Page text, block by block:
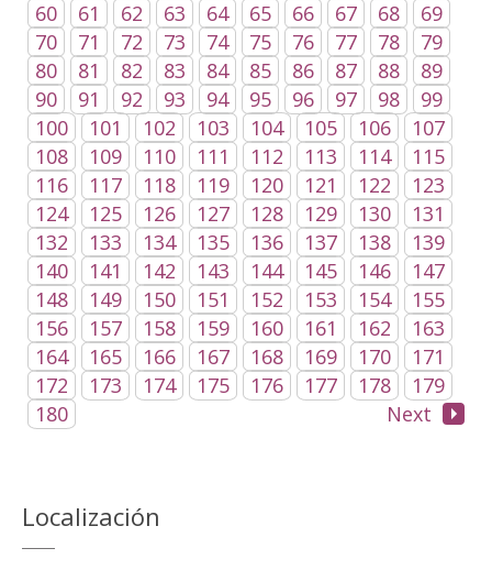
60
61 62 63 64 65 66 67 68
69
70
71 72 73 74 75 76 77 78
79
80
81 82 83 84 85 86 87 88
89
90
91 92 93 94 95 96 97 98
99
100
101 102 103 104 105 106
107
108
109 110 111 112 113 114
115
116
117 118 119 120 121 122
123
124
125 126 127 128 129 130
131
132
133 134 135 136 137 138
139
140
141 142 143 144 145 146
147
148
149 150 151 152 153 154
155
156
157 158 159 160 161 162
163
164
165 166 167 168 169 170
171
172
173 174 175 176 177 178
179
180
Next
Localización